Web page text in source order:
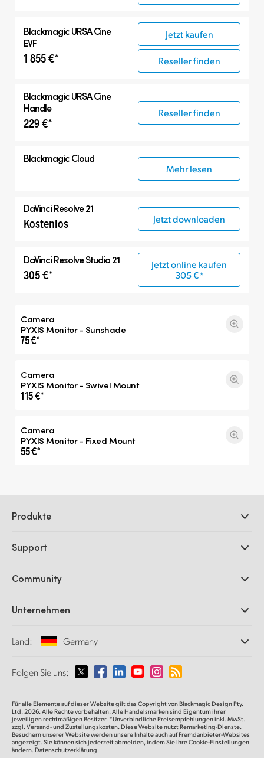
BlackmagicURSA Cine
EVF
1 855 €*
Jetzt kaufen
Reseller finden
BlackmagicURSA Cine
Handle
229 €*
Reseller finden
Blackmagic Cloud
Mehr lesen
DaVinci Resolve 21
Kostenlos Jetzt downloaden
DaVinci Resolve Studio 21
305 €*
Jetzt online kaufen
305 €*
Camera
PYXIS Monitor - Sunshade
75 €*
Camera
PYXIS Monitor - Swivel Mount
115 €*
Camera
PYXIS Monitor - Fixed Mount
55 €*
Produkte
DaVinci Resolve und Fusion Software
Ultimatte
Aufzeichnung und Wiedergabe
Norm- und Formatwandlung
Netzwerkspeicher
Signalverteilung und Distribution
Streaming und Encoding
Support
Support-Center
Community
Unternehmen
Informationen über uns
Medien
Land: Germany
Wählen Sie Ihr Land aus
Australia
Austria
Folgen Sie uns:
Für alle Elemente auf dieser Website gilt das Copyright von Blackmagic Design Pty.
Ltd. 2026. Alle Rechte vorbehalten. Alle Handelsmarken sind Eigentum ihrer
jeweiligen rechtmäßigen Besitzer. *Unverbindliche Preisempfehlungen inkl. MwSt.
zzgl. Versand- und Zustellungskosten. Diese Website nutzt Remarketing-Dienste.
Besuchern unserer Website werden unsere Inhalte auch auf Fremdanbieter-Websites
angezeigt. Sie können sich jederzeit abmelden, indem Sie Ihre Cookie-Einstellungen
ändern.Datenschutzerklärung